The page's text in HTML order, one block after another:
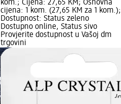
kom.; Cijena: 27,65 KM; Osnovna
cijena: 1 kom. (27,65 KM za 1 kom.);
Dostupnost: Status zeleno
Dostupno online, Status sivo
Provjerite dostupnost u Vašoj dm
trgovini